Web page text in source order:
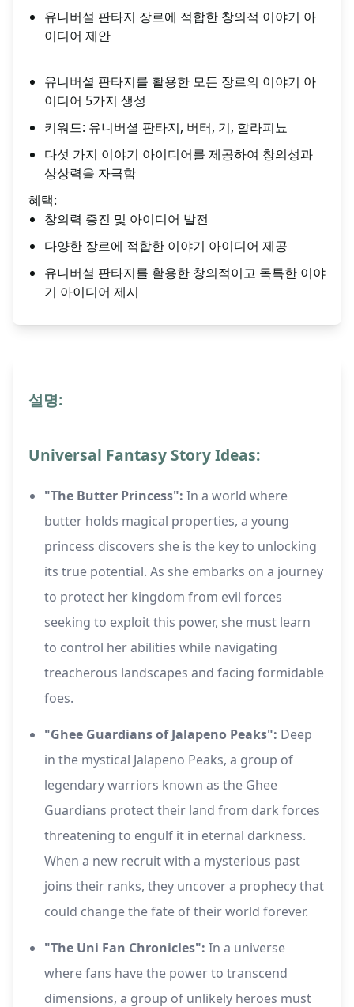
유니버설 판타지 장르에 적합한 창의적 이야기 아
이디어 제안
유니버셜 판타지를 활용한 모든 장르의 이야기 아
이디어 5가지 생성
키워드: 유니버셜 판타지, 버터, 기, 할라피뇨
다섯 가지 이야기 아이디어를 제공하여 창의성과
상상력을 자극함
혜택:
창의력 증진 및 아이디어 발전
다양한 장르에 적합한 이야기 아이디어 제공
유니버셜 판타지를 활용한 창의적이고 독특한 이야
기 아이디어 제시
설명:
Universal Fantasy Story Ideas:
"The Butter Princess": In a world where
butter holds magical properties, a young
princess discovers she is the key to unlocking
its true potential. As she embarks on a journey
to protect her kingdom from evil forces
seeking to exploit this power, she must learn
to control her abilities while navigating
treacherous landscapes and facing formidable
foes.
"Ghee Guardians of Jalapeno Peaks": Deep
in the mystical Jalapeno Peaks, a group of
legendary warriors known as the Ghee
Guardians protect their land from dark forces
threatening to engulf it in eternal darkness.
When a new recruit with a mysterious past
joins their ranks, they uncover a prophecy that
could change the fate of their world forever.
"The Uni Fan Chronicles": In a universe
where fans have the power to transcend
dimensions, a group of unlikely heroes must